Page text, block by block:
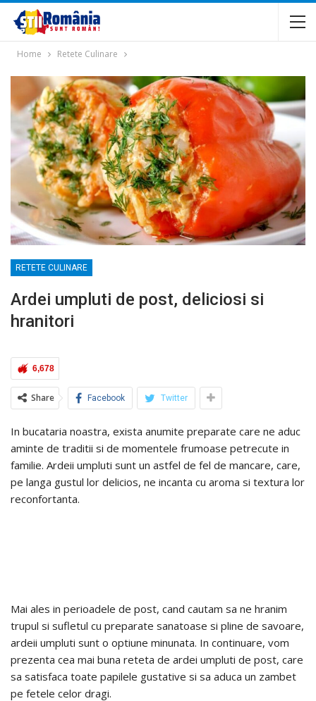
Home Retete Culinare
RETETE CULINARE
Ardei umpluti de post, deliciosi si
hranitori
6,678
Share Facebook Twitter
In bucataria noastra, exista anumite preparate care ne aduc
aminte de traditii si de momentele frumoase petrecute in
familie. Ardeii umpluti sunt un astfel de fel de mancare, care,
pe langa gustul lor delicios, ne incanta cu aroma si textura lor
reconfortanta.
Mai ales in perioadele de post, cand cautam sa ne hranim
trupul si sufletul cu preparate sanatoase si pline de savoare,
ardeii umpluti sunt o optiune minunata. In continuare, vom
prezenta cea mai buna reteta de ardei umpluti de post, care
sa satisfaca toate papilele gustative si sa aduca un zambet
pe fetele celor dragi.